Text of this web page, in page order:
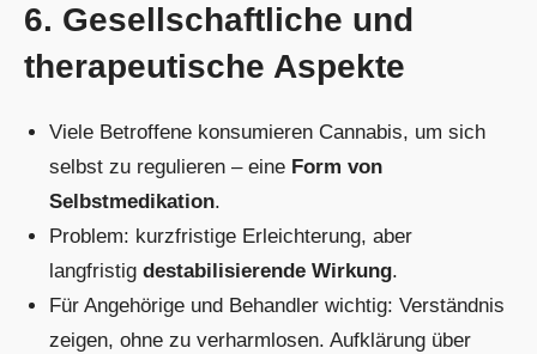
6. Gesellschaftliche und
therapeutische Aspekte
Viele Betroffene konsumieren Cannabis, um sich
selbst zu regulieren – eine Form von
Selbstmedikation.
Problem: kurzfristige Erleichterung, aber
langfristigdestabilisierende Wirkung.
Für Angehörige und Behandler wichtig: Verständnis
zeigen, ohne zu verharmlosen. Aufklärung über